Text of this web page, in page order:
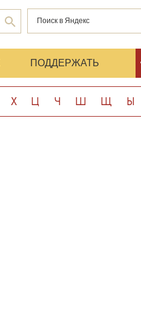
ПОДДЕРЖАТЬ
Х Ц Ч Ш Щ Ы